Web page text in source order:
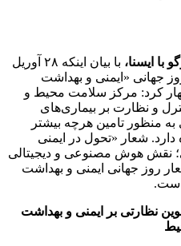
ایسنا،
با بیان اینکه ۲۸ آوریل
جهانی «ایمنی و بهداشت
کرد: مرکز سلامت محیط و
و نظارت بر بیماری‌های
منظور تامین هرچه بیشتر
شعار «تحول در ایمنی
نقش هوش مصنوعی و دیجیتالی
روز جهانی ایمنی و بهداشت
نظارتی بر ایمنی و بهداشت